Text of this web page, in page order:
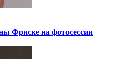
Фриске на фотосессии